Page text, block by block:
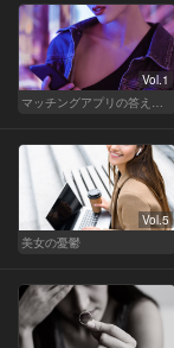
Vol.1
マッチングアプリの答えあわせ【Q】
Vol.5
美女の憂鬱